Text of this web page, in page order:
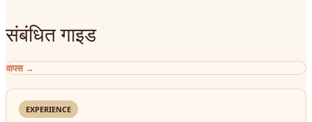
संबंधित गाइड
वापस→
EXPERIENCE